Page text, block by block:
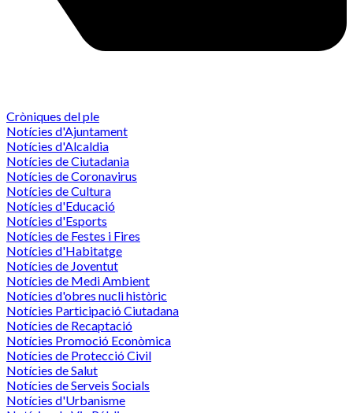
Cròniques del ple
Notícies d'Ajuntament
Notícies d'Alcaldia
Notícies de Ciutadania
Notícies de Coronavirus
Notícies de Cultura
Notícies d'Educació
Notícies d'Esports
Notícies de Festes i Fires
Notícies d'Habitatge
Notícies de Joventut
Notícies de Medi Ambient
Notícies d'obres nucli històric
Notícies Participació Ciutadana
Notícies de Recaptació
Notícies Promoció Econòmica
Notícies de Protecció Civil
Notícies de Salut
Notícies de Serveis Socials
Notícies d'Urbanisme